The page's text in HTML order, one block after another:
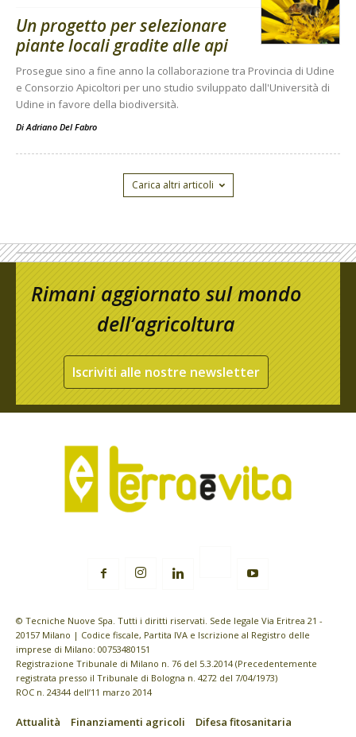
Un progetto per selezionare
piante locali gradite alle api
Prosegue sino a fine anno la collaborazione tra Provincia di Udine
e Consorzio Apicoltori per uno studio sviluppato dall'Università di
Udine in favore della biodiversità.
Di Adriano Del Fabro
Carica altri articoli
Rimani aggiornato sul mondo
dell’agricoltura
Iscriviti alle nostre newsletter
© Tecniche Nuove Spa. Tutti i diritti riservati. Sede legale Via Eritrea 21 -
20157 Milano | Codice fiscale, Partita IVA e Iscrizione al Registro delle
imprese di Milano: 00753480151
Registrazione Tribunale di Milano n. 76 del 5.3.2014 (Precedentemente
registrata presso il Tribunale di Bologna n. 4272 del 7/04/1973)
ROC n. 24344 dell’11 marzo 2014
Attualità Finanziamenti agricoli
Difesa fitosanitaria